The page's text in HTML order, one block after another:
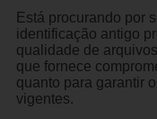
Está procurando por
identificação antigo
qualidade de
que fornece
quanto para garantir
vigentes.